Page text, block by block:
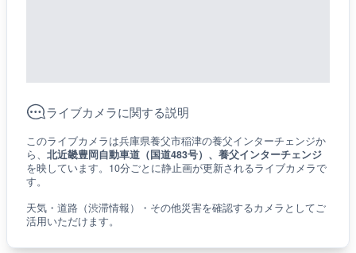
ライブカメラに関する説明
このライブカメラは兵庫県養父市稲津の養父インターチェンジか
ら、 北近畿豊岡自動車道（国道483号）、養父インターチェンジ
を映しています。10分ごとに静止画が更新されるライブカメラで
す。
天気・道路（渋滞情報）・その他災害を確認するカメラとしてご
活用いただけます。